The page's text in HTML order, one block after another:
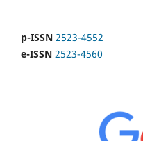
p-ISSN 2523-4552
e-ISSN 2523-4560